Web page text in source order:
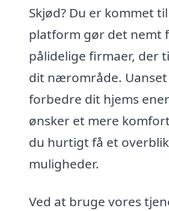
Skjød? Du er kommet
platform gør det nemt
pålidelige firmaer, der
dit nærområde.
forbedre dit hjems
ønsker et mere
du hurtigt få et
muligheder.
Ved at bruge vores